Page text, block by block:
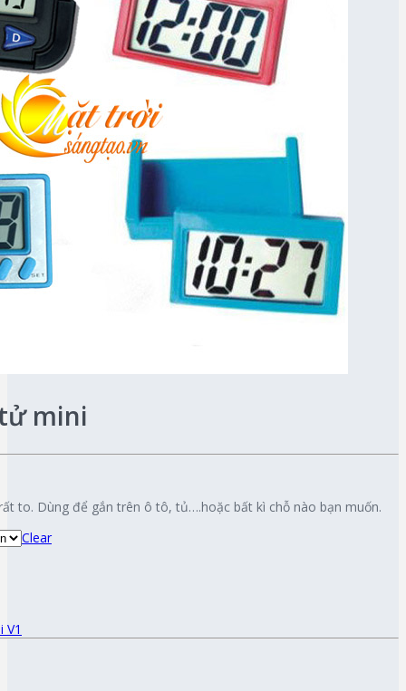
mini
to. Dùng để gắn trên ô tô, tủ….hoặc bất kì chỗ nào bạn muốn.
Clear
V1